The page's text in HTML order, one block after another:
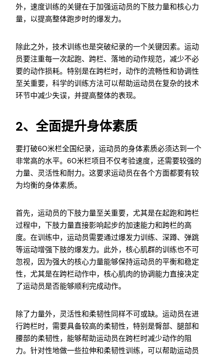
外，速度训练的关键在于加强运动员的下肢力量和核心力
量，以提高整体跑步时的爆发力。
除此之外，技术训练也是突破纪录的一个关键因素。运动
员要注重每一次起跑、跨栏、落地的动作规范，减少不必
要的动作损耗。特别是在跨栏时，动作的流畅性和协调性
至关重要，科学的训练方法可以帮助运动员在复杂的技术
环节中减少失误，并提高整体的表现。
2、全面提升身体素质
要打破60米栏全国纪录，运动员的身体素质必须达到一个
非常高的水平。60米栏项目不仅考验速度，还需要较强的
力量、灵活性和耐力。这要求运动员在各个方面都要有较
为均衡的身体素质。
首先，运动员的下肢力量至关重要，尤其是在起跑和跨栏
过程中，下肢力量直接影响起步的加速能力和跨栏的高
度。在训练中，运动员需要通过爆发力训练、深蹲、弹跳
等运动增强下肢的爆发力。此外，核心肌群的训练也不可
忽视，因为强大的核心力量能够保持运动员的平衡和稳定
性，尤其是在跨栏动作中，核心肌肉的协调能力直接决定
了运动员是否能够顺利完成动作。
除了力量外，灵活性和柔韧性同样不可或缺。运动员在进
行跨栏时，需要具备较高的柔韧性，特别是臀部、腿部和
腰部的柔韧性，能够帮助运动员在跨栏时减少动作的阻
力。针对性地做一些拉伸和柔韧性训练，可以帮助运动员